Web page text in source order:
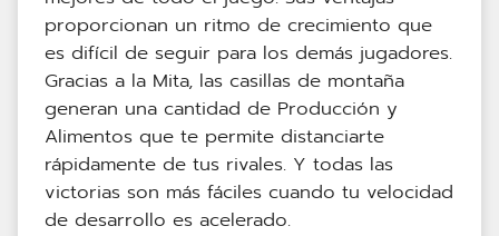
proporcionan un ritmo de crecimiento que
es difícil de seguir para los demás jugadores.
Gracias a la Mita, las casillas de montaña
generan una cantidad de Producción y
Alimentos que te permite distanciarte
rápidamente de tus rivales. Y todas las
victorias son más fáciles cuando tu velocidad
de desarrollo es acelerado.